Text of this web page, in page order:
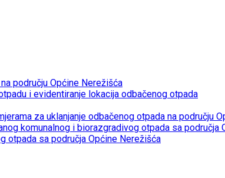
području Općine Nerežišća
i evidentiranje lokacija odbačenog otpada
za uklanjanje odbačenog otpada na području
komunalnog i biorazgradivog otpada sa područja
otpada sa područja Općine Nerežišća